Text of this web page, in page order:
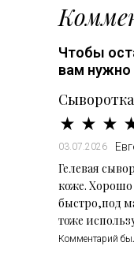
Чтобы
вам нужно
Сыворотка
03.07.2026
Гелевая
коже. Хорошо
быстро,под
тоже
Комментарий